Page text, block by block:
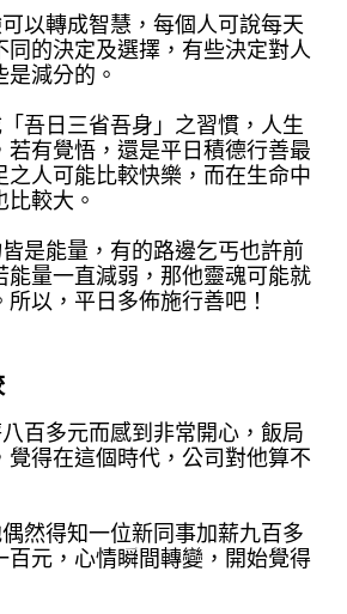
以轉成智慧，每個人可說每天
同的決定及選擇，有些決定對人
減分的。
吾日三省吾身」之習慣，人生
若有覺悟，還是平日積德行善最
之人可能比較快樂，而在生命中
較大。
是能量，有的路邊乞丐也許前
能量一直減弱，那他靈魂可能就
以，平日多佈施行善吧！
百多元而感到非常開心，飯局
覺得在這個時代，公司對他算不
然得知一位新同事加薪九百多
百元，心情瞬間轉變，開始覺得